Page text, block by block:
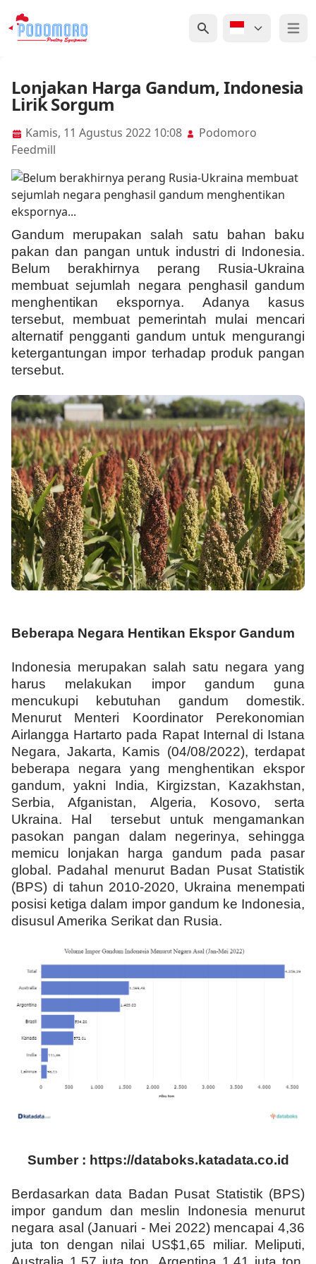
Open
Lonjakan Harga Gandum, Indonesia
Lirik Sorgum
Kamis, 11 Agustus 2022 10:08
Podomoro
Feedmill
Gandum merupakan salah satu bahan baku
pakan dan pangan untuk industri di Indonesia.
Belum berakhirnya perang Rusia-Ukraina
membuat sejumlah negara penghasil gandum
menghentikan ekspornya. Adanya kasus
tersebut, membuat pemerintah mulai mencari
alternatif pengganti gandum untuk mengurangi
ketergantungan impor terhadap produk pangan
tersebut.
Beberapa Negara Hentikan Ekspor Gandum
Indonesia merupakan salah satu negara yang
harus melakukan impor gandum guna
mencukupi kebutuhan gandum domestik.
Menurut Menteri Koordinator Perekonomian
Airlangga Hartarto pada Rapat Internal di Istana
Negara, Jakarta, Kamis (04/08/2022), terdapat
beberapa negara yang menghentikan ekspor
gandum, yakni India, Kirgizstan, Kazakhstan,
Serbia, Afganistan, Algeria, Kosovo, serta
Ukraina. Hal tersebut untuk mengamankan
pasokan pangan dalam negerinya, sehingga
memicu lonjakan harga gandum pada pasar
global. Padahal menurut Badan Pusat Statistik
(BPS) di tahun 2010-2020, Ukraina menempati
posisi ketiga dalam impor gandum ke Indonesia,
disusul Amerika Serikat dan Rusia.
Sumber : https://databoks.katadata.co.id
Berdasarkan data Badan Pusat Statistik (BPS)
impor gandum dan meslin Indonesia menurut
negara asal (Januari - Mei 2022) mencapai 4,36
juta ton dengan nilai US$1,65 miliar. Meliputi,